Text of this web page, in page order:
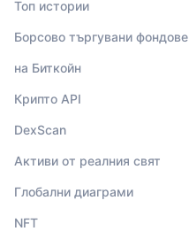
Топ истории
Борсово търгувани фондове
на Биткойн
Крипто API
DexScan
Активи от реалния свят
Глобални диаграми
NFT